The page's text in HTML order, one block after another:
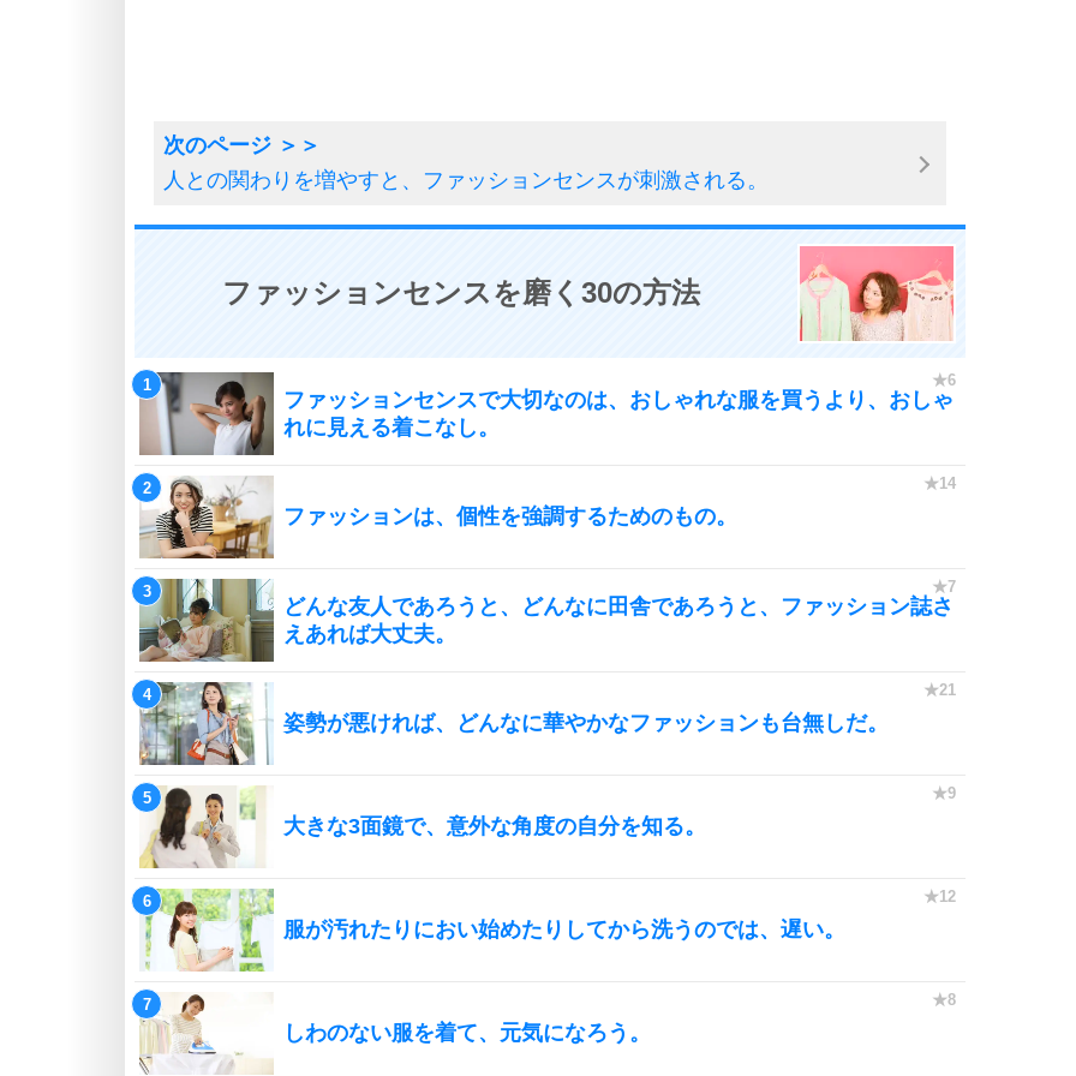
人との関わりを増やすと、ファッションセンスが刺激される。
ファッションセンスを磨く30の方法
ファッションセンスで大切なのは、おしゃれな服を買うより、おしゃ
れに見える着こなし。
ファッションは、個性を強調するためのもの。
どんな友人であろうと、どんなに田舎であろうと、ファッション誌さ
えあれば大丈夫。
姿勢が悪ければ、どんなに華やかなファッションも台無しだ。
大きな3面鏡で、意外な角度の自分を知る。
服が汚れたりにおい始めたりしてから洗うのでは、遅い。
しわのない服を着て、元気になろう。